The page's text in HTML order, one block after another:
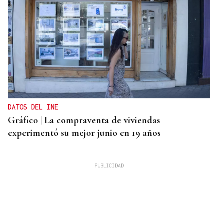
DATOS DEL INE
Gráfico | La compraventa de viviendas
experimentó su mejor junio en 19 años